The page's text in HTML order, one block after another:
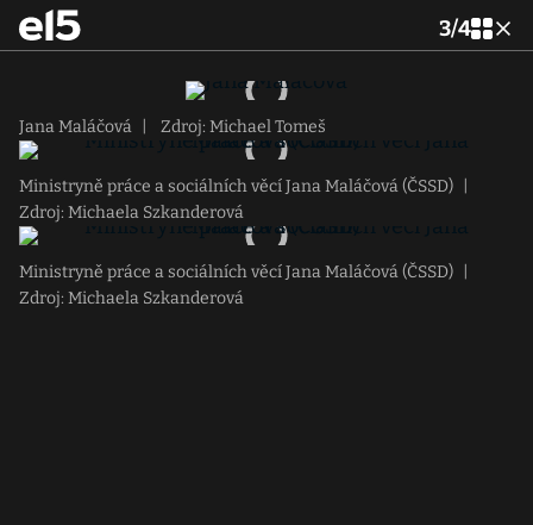
3/4
Jana Maláčová Zdroj: Michael Tomeš
Ministryně práce a sociálních věcí Jana Maláčová (ČSSD)
Zdroj: Michaela Szkanderová
Ministryně práce a sociálních věcí Jana Maláčová (ČSSD)
Zdroj: Michaela Szkanderová